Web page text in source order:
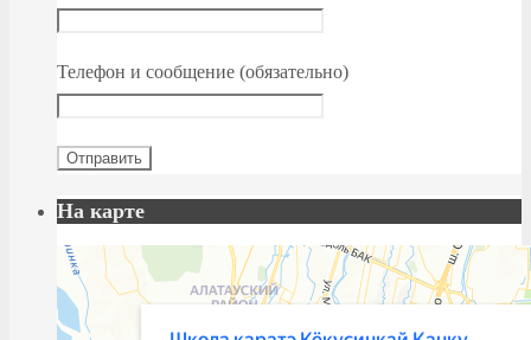
Телефон и сообщение (обязательно)
На карте